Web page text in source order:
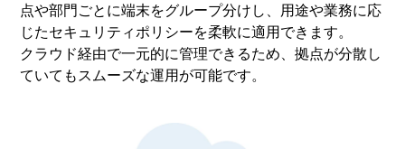
点や部門ごとに端末をグループ分けし、用途や業務に応
じたセキュリティポリシーを柔軟に適用できます。
クラウド経由で一元的に管理できるため、拠点が分散し
ていてもスムーズな運用が可能です。